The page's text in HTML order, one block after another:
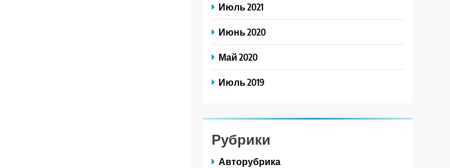
Июль 2021
Июнь 2020
Май 2020
Июль 2019
Рубрики
Авторубрика